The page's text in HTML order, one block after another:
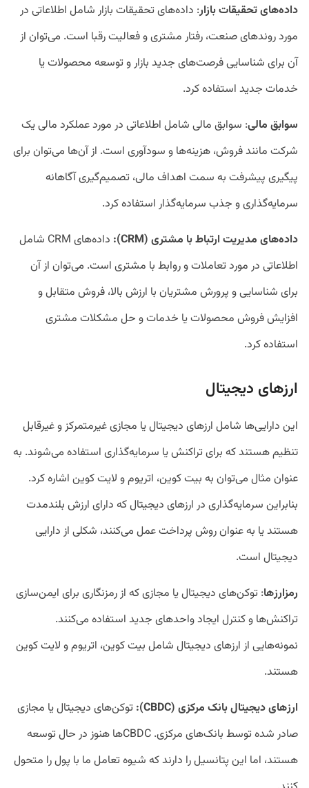
دادههای تحقیقات بازار: داده‌های تحقیقات بازار شامل اطلاعاتی در
مورد روند‌های صنعت، رفتار مشتری و فعالیت رقبا است. می‌توان از
آن برای شناسایی فرصت‌های جدید بازار و توسعه محصولات یا
خدمات جدید استفاده کرد.
سوابق مالی: سوابق مالی شامل اطلاعاتی در مورد عملکرد مالی یک
شرکت مانند فروش، هزینه‌ها و سودآوری است. از آن‌ها می‌توان برای
پیگیری پیشرفت به سمت اهداف مالی، تصمیم‌گیری آگاهانه
سرمایه‌گذاری و جذب سرمایه‌گذار استفاده کرد.
دادههای مدیریت ارتباط با مشتری (CRM
):
داده‌های CRM شامل
اطلاعاتی در مورد تعاملات و روابط با مشتری است. می‌توان از آن
برای شناسایی و پرورش مشتریان با ارزش بالا، فروش متقابل و
افزایش فروش محصولات یا خدمات و حل مشکلات مشتری
استفاده کرد.
ارز‌های دیجیتال
این دارایی‌ها شامل ارز‌های دیجیتال یا مجازی غیرمتمرکز و غیرقابل
تنظیم هستند که برای تراکنش یا سرمایه‌گذاری استفاده می‌شوند. به
عنوان مثال می‌توان به بیت کوین، اتریوم و لایت کوین اشاره کرد.
بنابراین سرمایه‌گذاری در ارز‌های دیجیتال که دارای ارزش بلندمدت
هستند یا به عنوان روش پرداخت عمل می‌کنند، شکلی از دارایی
دیجیتال است.
رمزارزها: توکن‌های دیجیتال یا مجازی که از رمزنگاری برای ایمن‌سازی
تراکنش‌ها و کنترل ایجاد واحد‌های جدید استفاده می‌کنند.
نمونه‌هایی از ارز‌های دیجیتال شامل بیت کوین، اتریوم و لایت کوین
هستند.
ارزهای دیجیتال بانک مرکزی (CBDC
): توکن‌های دیجیتال یا مجازی
صادر شده توسط بانک‌های مرکزی. CBDC‌ها هنوز در حال توسعه
هستند، اما این پتانسیل را دارند که شیوه تعامل ما با پول را متحول